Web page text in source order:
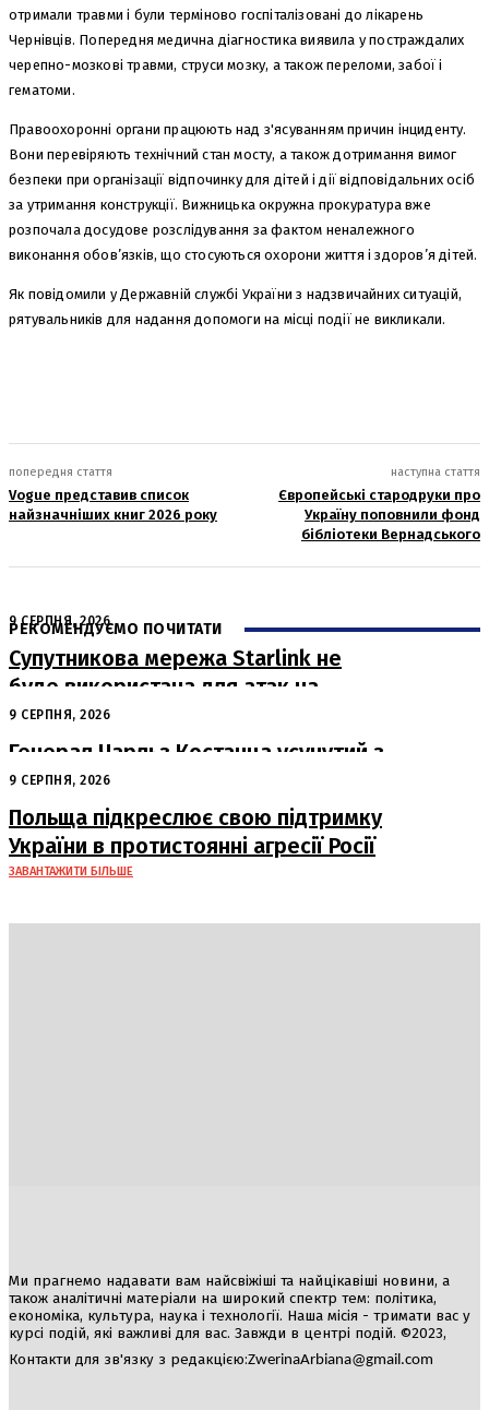
отримали травми і були терміново госпіталізовані до лікарень
Чернівців. Попередня медична діагностика виявила у постраждалих
черепно-мозкові травми, струси мозку, а також переломи, забої і
гематоми.
Правоохоронні органи працюють над з'ясуванням причин інциденту.
Вони перевіряють технічний стан мосту, а також дотримання вимог
безпеки при організації відпочинку для дітей і дії відповідальних осіб
за утримання конструкції. Вижницька окружна прокуратура вже
розпочала досудове розслідування за фактом неналежного
виконання обов’язків, що стосуються охорони життя і здоров’я дітей.
Як повідомили у Державній службі України з надзвичайних ситуацій,
рятувальників для надання допомоги на місці події не викликали.
попередня стаття
Vogue представив список
найзначніших книг 2026 року
наступна стаття
Європейські стародруки про
Україну поповнили фонд
бібліотеки Вернадського
РЕКОМЕНДУЄМО ПОЧИТАТИ
9 СЕРПНЯ, 2026
Супутникова мережа Starlink не
буде використана для атак на
російські пускові установки
9 СЕРПНЯ, 2026
Генерал Чарльз Костанца усунутий з
посади: Пентагон вживає заходів
9 СЕРПНЯ, 2026
Польща підкреслює свою підтримку
України в протистоянні агресії Росії
ЗАВАНТАЖИТИ БІЛЬШЕ
Ми прагнемо надавати вам найсвіжіші та найцікавіші новини, а
також аналітичні матеріали на широкий спектр тем: політика,
економіка, культура, наука і технології. Наша місія - тримати вас у
курсі подій, які важливі для вас. Завжди в центрі подій. ©2023,
Контакти для зв'язку з редакцією:ZwerinaArbiana@gmail.com